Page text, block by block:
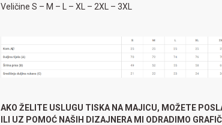
Veličine S – M – L – XL – 2XL – 3XL
AKO ŽELITE USLUGU TISKA NA MAJICU, MOŽETE
ILI UZ POMOĆ NAŠIH DIZAJNERA MI ODRADIMO